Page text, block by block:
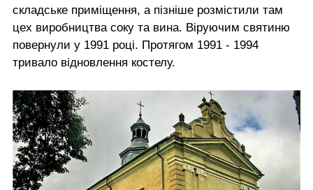
складське приміщення, а пізніше розмістили там
цех виробництва соку та вина. Віруючим святиню
повернули у 1991 році. Протягом 1991 - 1994
тривало відновлення костелу.